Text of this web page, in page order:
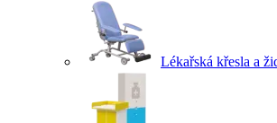
Lékařská křesla a